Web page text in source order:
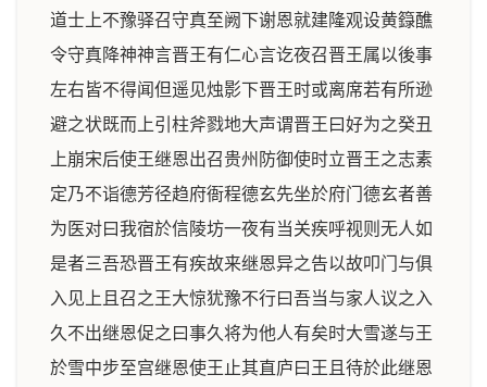
道士上不豫驿召守真至阙下谢恩就建隆观设黄籙醮
令守真降神神言晋王有仁心言讫夜召晋王属以後事
左右皆不得闻但遥见烛影下晋王时或离席若有所逊
避之状既而上引柱斧戮地大声谓晋王曰好为之癸丑
上崩宋后使王继恩出召贵州防御使时立晋王之志素
定乃不诣德芳径趋府衙程德玄先坐於府门德玄者善
为医对曰我宿於信陵坊一夜有当关疾呼视则无人如
是者三吾恐晋王有疾故来继恩异之告以故叩门与俱
入见上且召之王大惊犹豫不行曰吾当与家人议之入
久不出继恩促之曰事久将为他人有矣时大雪遂与王
於雪中步至宫继恩使王止其直庐曰王且待於此继恩